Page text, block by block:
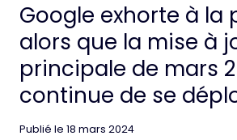
Google exhorte à la
alors que la mise à
principale de mars
continue de se
Publié le 18 mars 2024